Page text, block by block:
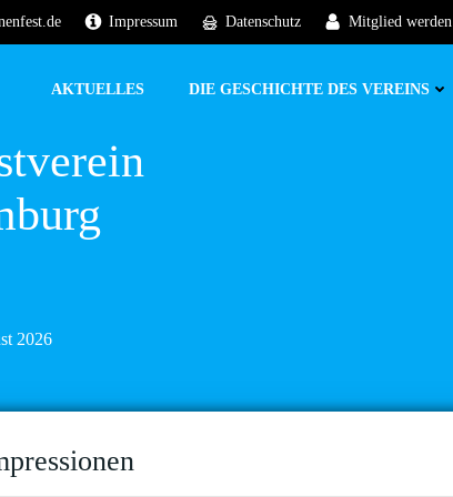
Impressum Datenschutz Mitglied werden
AKTUELLES DIE GESCHICHTE DES VEREINS
2026